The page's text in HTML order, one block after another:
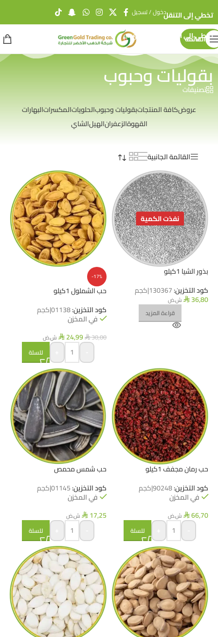
تخطي إلى التنقل
تخطي إلى المحتوى الرئيسي
دخول / تسجيل
القائمة
بقوليات وحبوب
تصنيفات
عروضكافة المنتجاتبقوليات وحبوبالحلوياتالمكسراتالبهارات
القهوةالزعفرانالهيلالشاي
القائمة الجانبية
نفذت الكمية
بذور الشيا 1كيلو
كود التخزين:130367|كجم
⃁ 36,80 ش.ض
قراءة المزيد
-17%
حب الشملول 1كيلو
كود التخزين:01138|كجم
في المخزن
⃁30,00
⃁ 24,99 ش.ض
للسلة
حب رمان مجفف 1كيلو
كود التخزين:90248|كجم
في المخزن
⃁ 66,70 ش.ض
للسلة
حب شمس محمص
كود التخزين:01145|كجم
في المخزن
⃁ 17,25 ش.ض
للسلة